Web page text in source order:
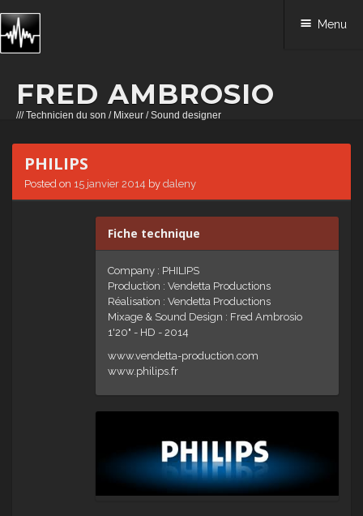
FRED AMBROSIO
/// Technicien du son / Mixeur / Sound designer
Menu
Skip to content
PHILIPS
Posted on 15 janvier 2014 by daleny
Fiche technique
Company : PHILIPS
Production : Vendetta Productions
Réalisation : Vendetta Productions
Mixage & Sound Design : Fred Ambrosio
1'20" - HD - 2014
www.vendetta-production.com
www.philips.fr